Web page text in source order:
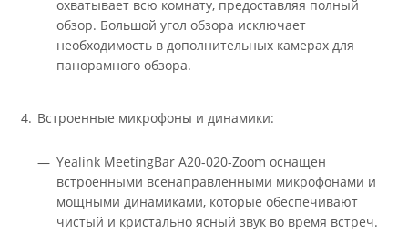
охватывает всю комнату, предоставляя полный
обзор. Большой угол обзора исключает
необходимость в дополнительных камерах для
панорамного обзора.
Встроенные микрофоны и динамики:
Yealink MeetingBar A20-020-Zoom оснащен
встроенными всенаправленными микрофонами и
мощными динамиками, которые обеспечивают
чистый и кристально ясный звук во время встреч.